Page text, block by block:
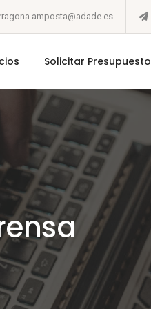
Solicitar Presupuesto